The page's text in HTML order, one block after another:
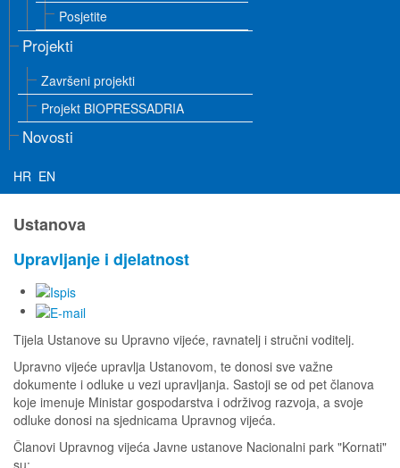
Posjetite
Projekti
Završeni projekti
Projekt BIOPRESSADRIA
Novosti
HR EN
Ustanova
Upravljanje i djelatnost
Tijela Ustanove su Upravno vijeće, ravnatelj i stručni voditelj.
Upravno vijeće upravlja Ustanovom, te donosi sve važne
dokumente i odluke u vezi upravljanja. Sastoji se od pet članova
koje imenuje Ministar gospodarstva i održivog razvoja, a svoje
odluke donosi na sjednicama Upravnog vijeća.
Članovi Upravnog vijeća Javne ustanove Nacionalni park "Kornati"
su: